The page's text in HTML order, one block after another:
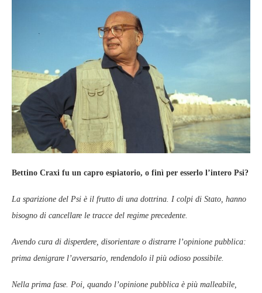
Bettino Craxi fu un capro espiatorio, o finì per esserlo l’intero Psi?
La sparizione del Psi è il frutto di una dottrina. I colpi di Stato, hanno
bisogno di cancellare le tracce del regime precedente.
Avendo cura di disperdere, disorientare o distrarre l’opinione pubblica:
prima denigrare l’avversario, rendendolo il più odioso possibile.
Nella prima fase. Poi, quando l’opinione pubblica è più malleabile,